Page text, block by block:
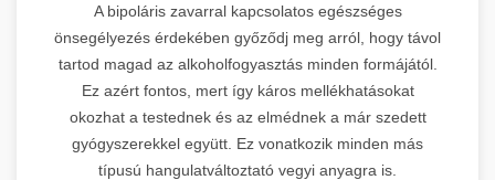
A bipoláris zavarral kapcsolatos egészséges
önsegélyezés érdekében győződj meg arról, hogy távol
tartod magad az alkoholfogyasztás minden formájától.
Ez azért fontos, mert így káros mellékhatásokat
okozhat a testednek és az elmédnek a már szedett
gyógyszerekkel együtt. Ez vonatkozik minden más
típusú hangulatváltoztató vegyi anyagra is.